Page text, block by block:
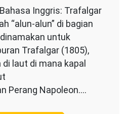
Alun
Trafalgar
Inggris: Trafalgar
“alun-alun” di bagian
untuk
Trafalgar (1805),
laut di mana kapal
Perang Napoleon.…